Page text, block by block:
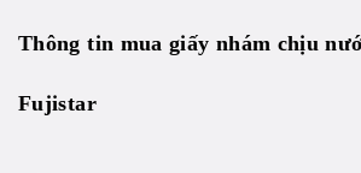
Thông tin mua giấy nhám chịu
Fujistar